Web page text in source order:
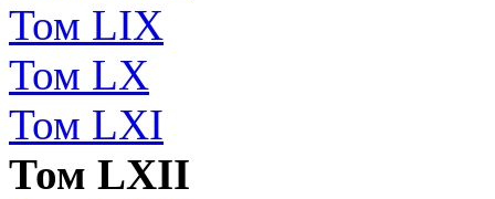
Том LIX
Том LX
Том LXI
Том LXII